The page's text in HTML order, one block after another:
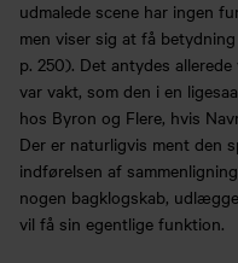
udmalede scene har ingen
men viser sig at få
p. 250). Det antydes
var vakt, som den i en
hos Byron og Flere, hvis
Der er naturligvis ment den
indførelsen af
nogen bagklogskab,
vil få sin egentlige funktion.